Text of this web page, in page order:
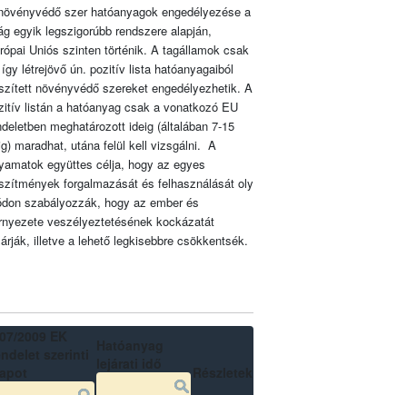
szer hatóanyagok engedélyezése a
egyik legszigorúbb rendszere alapján,
Uniós szinten történik. A tagállamok csak
létrejövő ún. pozitív lista hatóanyagaiból
növényvédő szereket engedélyezhetik. A
listán a hatóanyag csak a vonatkozó EU
meghatározott ideig (általában 7-15
maradhat, utána felül kell vizsgálni. A
együttes célja, hogy az egyes
forgalmazását és felhasználását oly
szabályozzák, hogy az ember és
veszélyeztetésének kockázatát
illetve a lehető legkisebbre csökkentsék.